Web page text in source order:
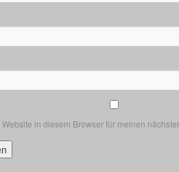
in diesem Browser für meinen